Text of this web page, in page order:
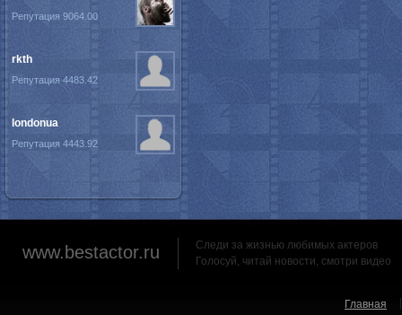
Репутация 9064.00
rkth
Репутация 4483.42
londonua
Репутация 4443.92
www.bestactor.ru
Следи за жизнью любимых актеров
Голосуй, читай новости, смотри видео
Главная